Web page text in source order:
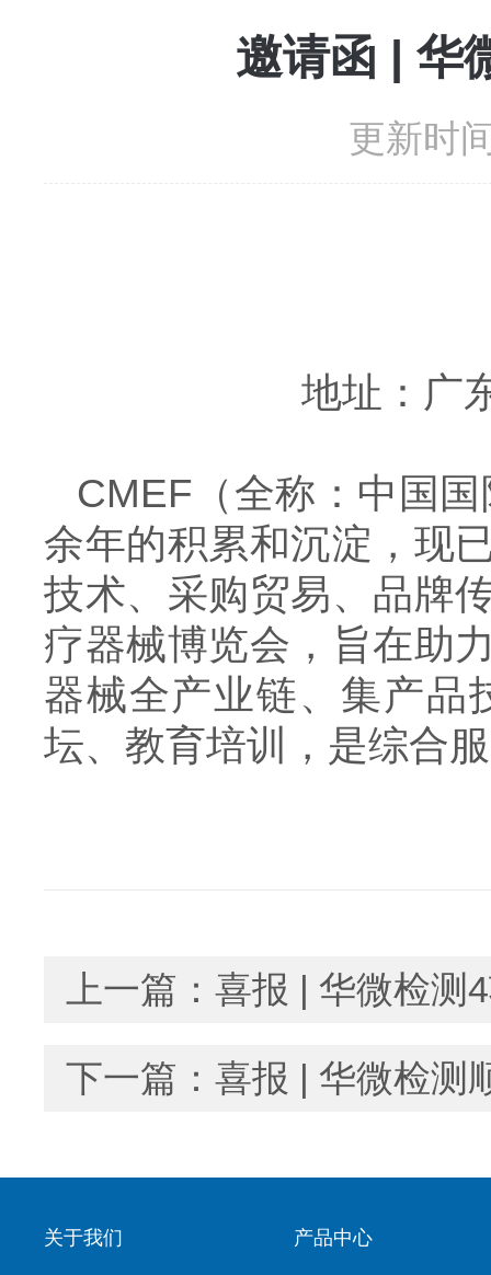
邀请函 | 华
更新时
地址：广
CMEF（全称：中国
余年的积累和沉淀，现
技术、采购贸易、品牌
疗器械博览会，旨在助
器械全产业链、集产品
坛、教育培训，是综合
上一篇： 喜报 | 华微检测
下一篇： 喜报 | 华微检测
关于我们 产品中心